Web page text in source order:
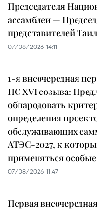
Председателя
ассамблеи —
представителей
07/08/2026 14:11
1-я внеочередная
НС XVI созыва:
обнародовать
определения
обслуживающих
АТЭС-2027, к
применяться
07/08/2026 11:47
Первая